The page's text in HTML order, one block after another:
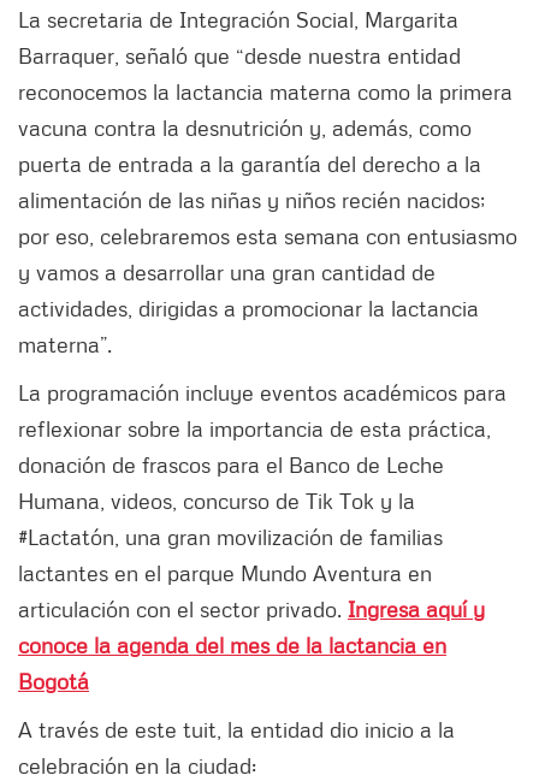
La secretaria de Integración Social, Margarita
Barraquer, señaló que “desde nuestra entidad
reconocemos la lactancia materna como la primera
vacuna contra la desnutrición y, además, como
puerta de entrada a la garantía del derecho a la
alimentación de las niñas y niños recién nacidos;
por eso, celebraremos esta semana con entusiasmo
y vamos a desarrollar una gran cantidad de
actividades, dirigidas a promocionar la lactancia
materna”.
La programación incluye eventos académicos para
reflexionar sobre la importancia de esta práctica,
donación de frascos para el Banco de Leche
Humana, videos, concurso de Tik Tok y la
#Lactatón, una gran movilización de familias
lactantes en el parque Mundo Aventura en
articulación con el sector privado. Ingresa aquí y
conoce la agenda del mes de la lactancia en
Bogotá
A través de este tuit, la entidad dio inicio a la
celebración en la ciudad: